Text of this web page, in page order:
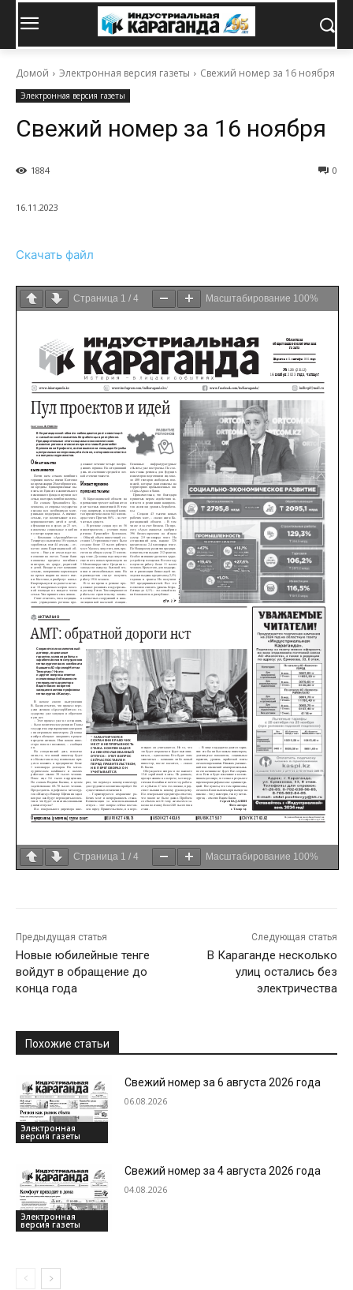
Домой Электронная версия газеты Свежий номер за 16 ноября
Электронная версия газеты
Свежий номер за 16 ноября
0
1884
16.11.2023
Скачать файл
Страница 1 / 4 Масштабирование 100%
Страница 1 / 4 Масштабирование 100%
Предыдущая статья
Новые юбилейные тенге
войдут в обращение до
конца года
Следующая статья
В Караганде несколько
улиц остались без
электричества
Похожие статьи
Электронная
версия газеты
Свежий номер за 6 августа 2026 года
06.08.2026
Электронная
версия газеты
Свежий номер за 4 августа 2026 года
04.08.2026